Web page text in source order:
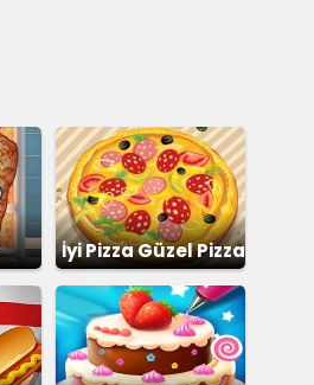
İyi Pizza Güzel Pizza